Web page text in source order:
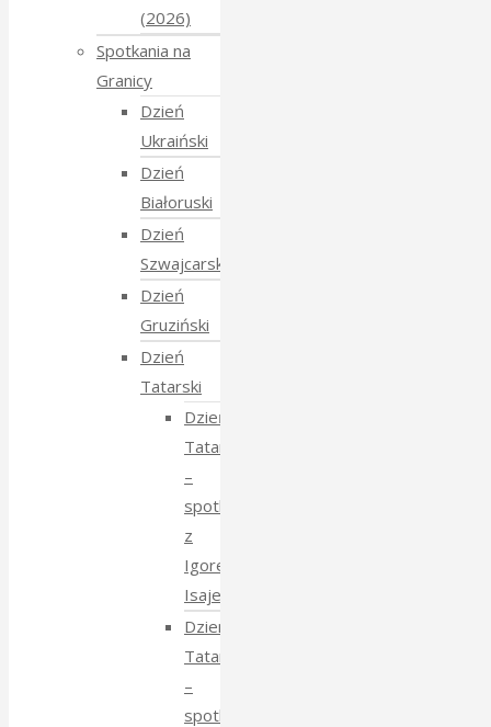
(2026)
Spotkania na
Granicy
Dzień
Ukraiński
Dzień
Białoruski
Dzień
Szwajcarski
Dzień
Gruziński
Dzień
Tatarski
Dzień
Tatarski
–
spotkanie
z
Igorem
Isajewem
Dzien
Tatarski
–
spotkanie